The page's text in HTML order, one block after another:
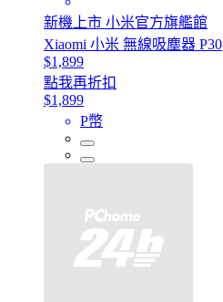
新機上市 小米官方旗艦館
Xiaomi 小米 無線吸塵器 P30
$1,899
點我再折扣
$1,899
P幣